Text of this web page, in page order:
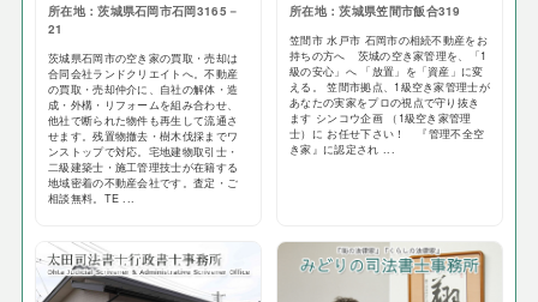
所在地：茨城県石岡市石岡3165－
21
茨城県石岡市の空き家の買取・売却は
合同会社ランドクリエイトへ。不動産
の買取・売却仲介に、自社の解体・造
成・外構・リフォームを組み合わせ、
他社で断られた物件も再生して流通さ
せます。残置物撤去・樹木伐採までワ
ンストップで対応。宅地建物取引士・
二級建築士・施工管理技士が在籍する
地域密着の不動産会社です。査定・ご
相談無料。TE ...
所在地：茨城県笠間市飯合319
笠間市 水戸市 石岡市の相続不動産をお
持ちの方へ 茨城の空き家管理を、「1
級の安心」へ 「放置」を「資産」に変
える。 笠間市拠点、1級空き家管理士が
あなたの実家をプロの視点で守り抜き
ます シンコウ企画 （1級空き家管理
士）に お任せ下さい！ 『管理不全空
き家』に認定され ...